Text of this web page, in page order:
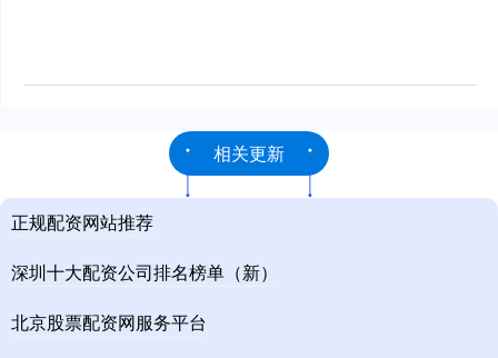
相关更新
正规配资网站推荐
深圳十大配资公司排名榜单（新）
北京股票配资网服务平台